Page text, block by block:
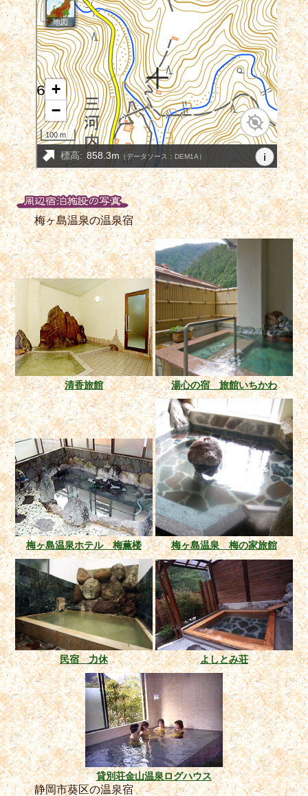
梅ヶ島温泉の温泉宿
清香旅館 湯心の宿 旅館いちかわ
梅ヶ島温泉ホテル 梅薫楼 梅ヶ島温泉 梅の家旅館
民宿 力休 よしとみ荘
貸別荘金山温泉ログハウス
静岡市葵区の温泉宿